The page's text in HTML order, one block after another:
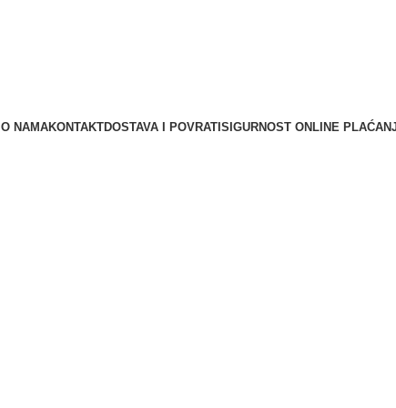
O NAMAKONTAKTDOSTAVA I POVRATISIGURNOST ONLINE